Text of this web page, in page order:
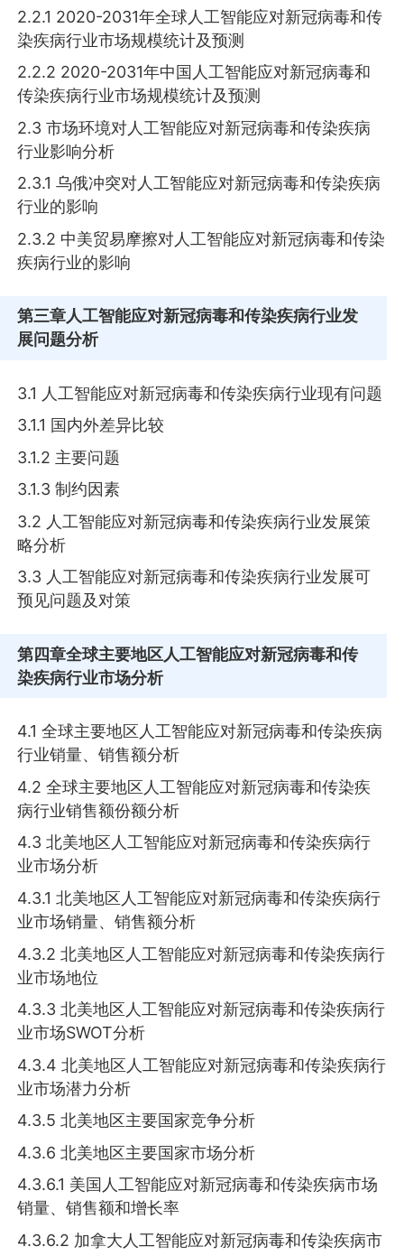
2.2.1 2020-2031年全球人工智能应对新冠病毒和传
染疾病行业市场规模统计及预测
2.2.2 2020-2031年中国人工智能应对新冠病毒和
传染疾病行业市场规模统计及预测
2.3 市场环境对人工智能应对新冠病毒和传染疾病
行业影响分析
2.3.1 乌俄冲突对人工智能应对新冠病毒和传染疾病
行业的影响
2.3.2 中美贸易摩擦对人工智能应对新冠病毒和传染
疾病行业的影响
第三章人工智能应对新冠病毒和传染疾病行业发
展问题分析
3.1 人工智能应对新冠病毒和传染疾病行业现有问题
3.1.1 国内外差异比较
3.1.2 主要问题
3.1.3 制约因素
3.2 人工智能应对新冠病毒和传染疾病行业发展策
略分析
3.3 人工智能应对新冠病毒和传染疾病行业发展可
预见问题及对策
第四章全球主要地区人工智能应对新冠病毒和传
染疾病行业市场分析
4.1 全球主要地区人工智能应对新冠病毒和传染疾病
行业销量、销售额分析
4.2 全球主要地区人工智能应对新冠病毒和传染疾
病行业销售额份额分析
4.3 北美地区人工智能应对新冠病毒和传染疾病行
业市场分析
4.3.1 北美地区人工智能应对新冠病毒和传染疾病行
业市场销量、销售额分析
4.3.2 北美地区人工智能应对新冠病毒和传染疾病行
业市场地位
4.3.3 北美地区人工智能应对新冠病毒和传染疾病行
业市场SWOT分析
4.3.4 北美地区人工智能应对新冠病毒和传染疾病行
业市场潜力分析
4.3.5 北美地区主要国家竞争分析
4.3.6 北美地区主要国家市场分析
4.3.6.1 美国人工智能应对新冠病毒和传染疾病市场
销量、销售额和增长率
4.3.6.2 加拿大人工智能应对新冠病毒和传染疾病市